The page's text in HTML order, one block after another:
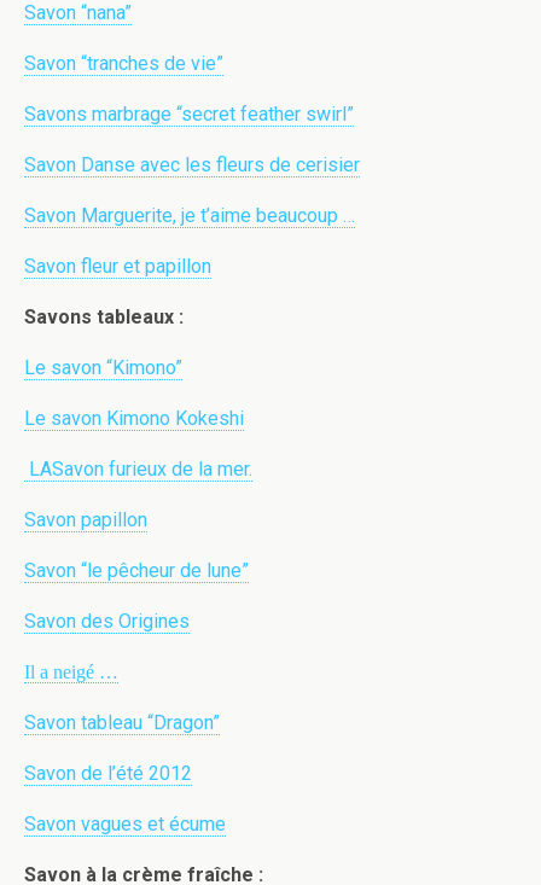
Savon “nana”
Savon “tranches de vie”
Savons marbrage “secret feather swirl”
Savon Danse avec les fleurs de cerisier
Savon Marguerite, je t’aime beaucoup …
Savon fleur et papillon
Savons tableaux :
Le savon “Kimono”
Le savon Kimono Kokeshi
LASavon furieux de la mer.
Savon papillon
Savon “le pêcheur de lune”
Savon des Origines
Il a neigé …
Savon tableau “Dragon”
Savon de l’été 2012
Savon vagues et écume
Savon à la crème fraîche :